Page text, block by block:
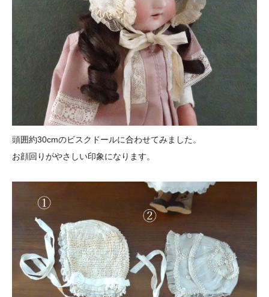
頭囲約30cmのビスクドールに合わせてみました。
お顔回りがやさしい印象になります。